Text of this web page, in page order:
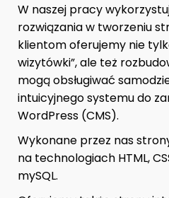
W naszej pracy
rozwiązania w tworzeniu
klientom oferujemy nie
wizytówki”, ale też
mogą obsługiwać
intuicyjnego systemu do
WordPress (CMS).
Wykonane przez nas
na technologiach HTML,
mySQL.